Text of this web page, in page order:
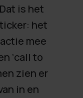
is het
het
mee
‘call to
zien er
in en